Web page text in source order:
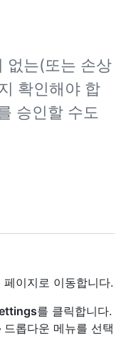
없는(또는 손상
확인해야 합
승인할 수도
이지로 이동합니다.
를 클릭합니다.
드롭다운 메뉴를 선택